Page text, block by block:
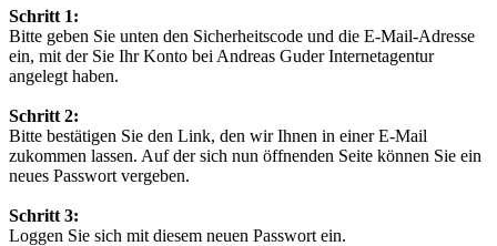
Schritt 1:
Bitte geben Sie unten den Sicherheitscode und die E-Mail-Adresse
ein, mit der Sie Ihr Konto bei Andreas Guder Internetagentur
angelegt haben.
Schritt 2:
Bitte bestätigen Sie den Link, den wir Ihnen in einer E-Mail
zukommen lassen. Auf der sich nun öffnenden Seite können Sie ein
neues Passwort vergeben.
Schritt 3:
Loggen Sie sich mit diesem neuen Passwort ein.